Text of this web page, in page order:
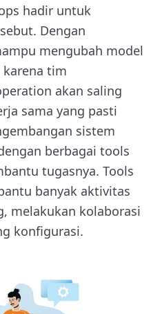
hadir untuk
Dengan
mengubah model
tim
akan saling
sama yang pasti
sistem
berbagai tools
tugasnya. Tools
banyak aktivitas
melakukan kolaborasi
konfigurasi.